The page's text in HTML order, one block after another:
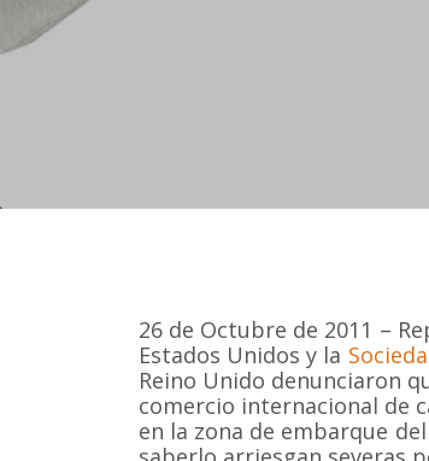
26 de Octubre de 2011 –
Estados Unidos y la
Reino Unido denunciaron
comercio internacional de
en la zona de embarque